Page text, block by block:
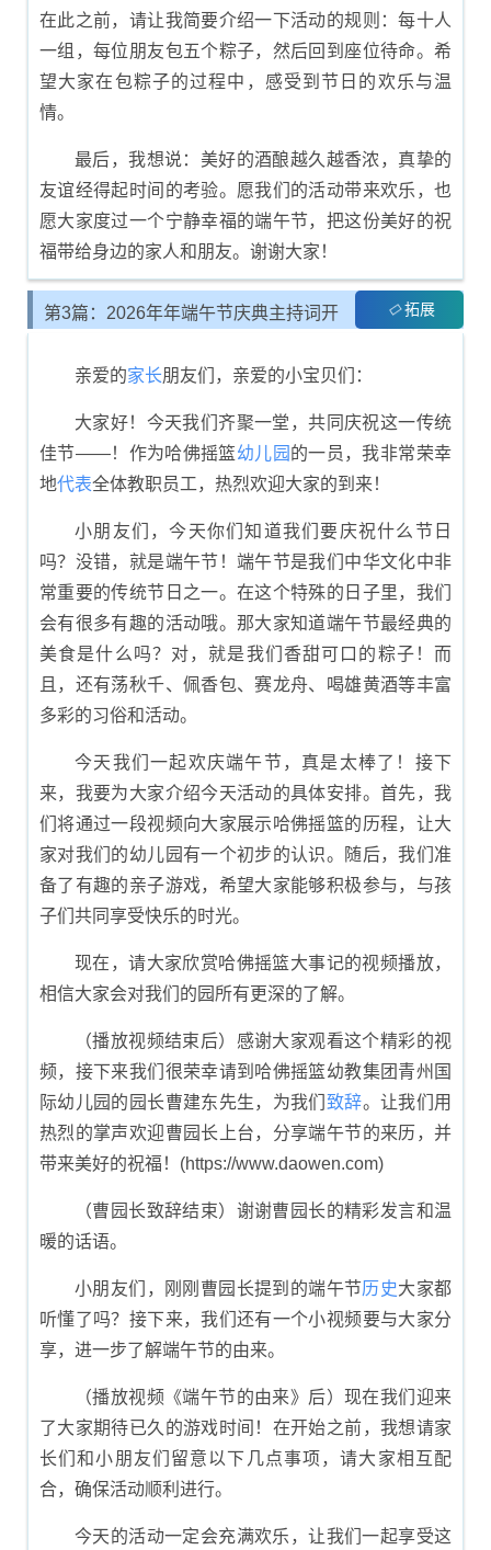
在此之前，请让我简要介绍一下活动的规则：每十人
一组，每位朋友包五个粽子，然后回到座位待命。希
望大家在包粽子的过程中，感受到节日的欢乐与温
情。
最后，我想说：美好的酒酿越久越香浓，真挚的
友谊经得起时间的考验。愿我们的活动带来欢乐，也
愿大家度过一个宁静幸福的端午节，把这份美好的祝
福带给身边的家人和朋友。谢谢大家！
第3篇：2026年年端午节庆典主持词开 拓展
亲爱的家长朋友们，亲爱的小宝贝们：
大家好！今天我们齐聚一堂，共同庆祝这一传统
佳节——！作为哈佛摇篮幼儿园 的一员，我非常荣幸
地代表全体教职员工，热烈欢迎大家的到来！
小朋友们，今天你们知道我们要庆祝什么节日
吗？没错，就是端午节！端午节是我们中华文化中非
常重要的传统节日之一。在这个特殊的日子里，我们
会有很多有趣的活动哦。那大家知道端午节最经典的
美食是什么吗？对，就是我们香甜可口的粽子！而
且，还有荡秋千、佩香包、赛龙舟、喝雄黄酒等丰富
多彩的习俗和活动。
今天我们一起欢庆端午节，真是太棒了！接下
来，我要为大家介绍今天活动的具体安排。首先，我
们将通过一段视频向大家展示哈佛摇篮的历程，让大
家对我们的幼儿园有一个初步的认识。随后，我们准
备了有趣的亲子游戏，希望大家能够积极参与，与孩
子们共同享受快乐的时光。
现在，请大家欣赏哈佛摇篮大事记的视频播放，
相信大家会对我们的园所有更深的了解。
（播放视频结束后）感谢大家观看这个精彩的视
频，接下来我们很荣幸请到哈佛摇篮幼教集团青州国
际幼儿园的园长曹建东先生，为我们 致辞。让我们用
热烈的掌声欢迎曹园长上台，分享端午节的来历，并
带来美好的祝福！(https://www.daowen.com)
（曹园长致辞结束）谢谢曹园长的精彩发言和温
暖的话语。
小朋友们，刚刚曹园长提到的端午节历史大家都
听懂了吗？接下来，我们还有一个小视频要与大家分
享，进一步了解端午节的由来。
（播放视频《端午节的由来》后）现在我们迎来
了大家期待已久的游戏时间！在开始之前，我想请家
长们和小朋友们留意以下几点事项，请大家相互配
合，确保活动顺利进行。
今天的活动一定会充满欢乐，让我们一起享受这